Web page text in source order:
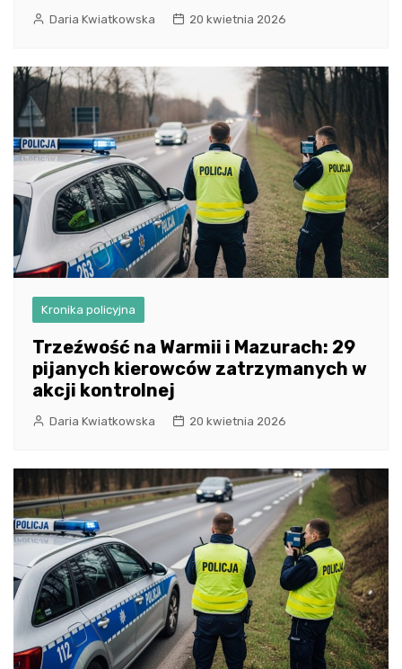
Daria Kwiatkowska 20 kwietnia 2026
Kronika policyjna
Trzeźwość na Warmii i Mazurach: 29
pijanych kierowców zatrzymanych w
akcji kontrolnej
Daria Kwiatkowska 20 kwietnia 2026